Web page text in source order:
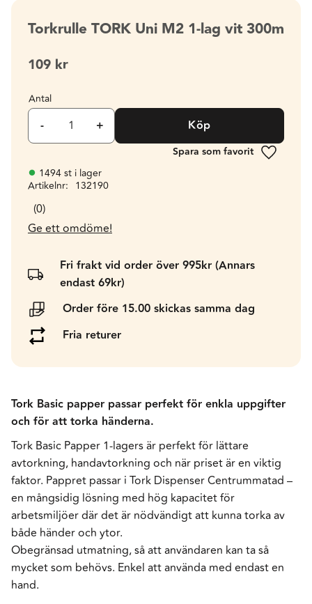
Torkrulle TORK Uni M2 1-lag vit 300m
109 kr
Antal
+
- Köp
Lägg till
1494 st i lager
Artikelnr
132190
0
Ge ett omdöme!
Fri frakt vid order över 995kr (Annars
endast 69kr)
Order före 15.00 skickas samma dag
Fria returer
Tork Basic papper passar perfekt för enkla uppgifter
och för att torka händerna.
Tork Basic Papper 1-lagers är perfekt för lättare
avtorkning, handavtorkning och när priset är en viktig
faktor. Pappret passar i Tork Dispenser Centrummatad –
en mångsidig lösning med hög kapacitet för
arbetsmiljöer där det är nödvändigt att kunna torka av
både händer och ytor.
Obegränsad utmatning, så att användaren kan ta så
mycket som behövs. Enkel att använda med endast en
hand.